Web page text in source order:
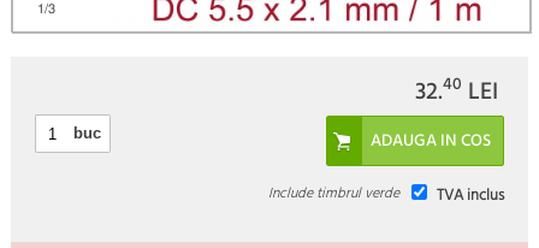
1/3
32.40 LEI
buc
TVA inclus
Include timbrul verde